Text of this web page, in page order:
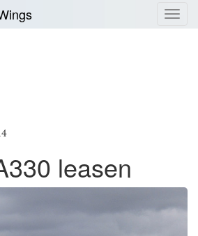
leasen